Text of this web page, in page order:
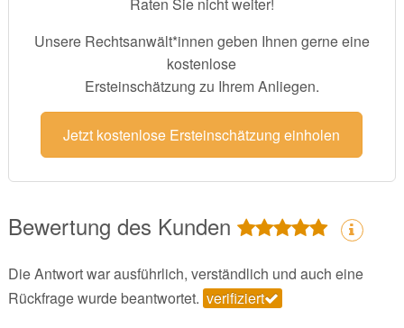
Raten Sie nicht weiter!
Unsere Rechtsanwält*innen geben Ihnen gerne eine
kostenlose
Ersteinschätzung zu Ihrem Anliegen.
Jetzt kostenlose Ersteinschätzung einholen
Bewertung des Kunden
Die Antwort war ausführlich, verständlich und auch eine
Rückfrage wurde beantwortet. verifiziert